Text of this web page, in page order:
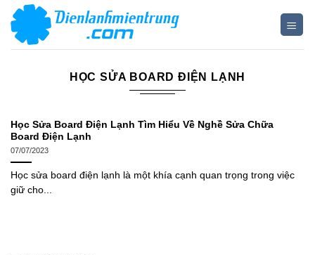
qua
HỌC SỬA BOARD ĐIỆN LẠNH
Học Sửa Board Điện Lạnh Tìm Hiểu Về Nghề Sửa Chữa
Board Điện Lạnh
07/07/2023
Học sửa board điện lạnh là một khía cạnh quan trọng trong việc
giữ cho...